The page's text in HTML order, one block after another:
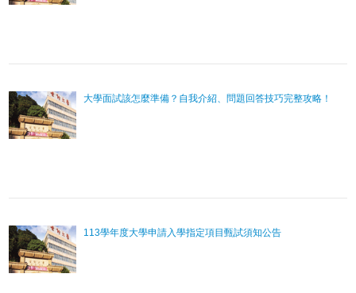
大學面試該怎麼準備？自我介紹、問題回答技巧完整攻略！
113學年度大學申請入學指定項目甄試須知公告